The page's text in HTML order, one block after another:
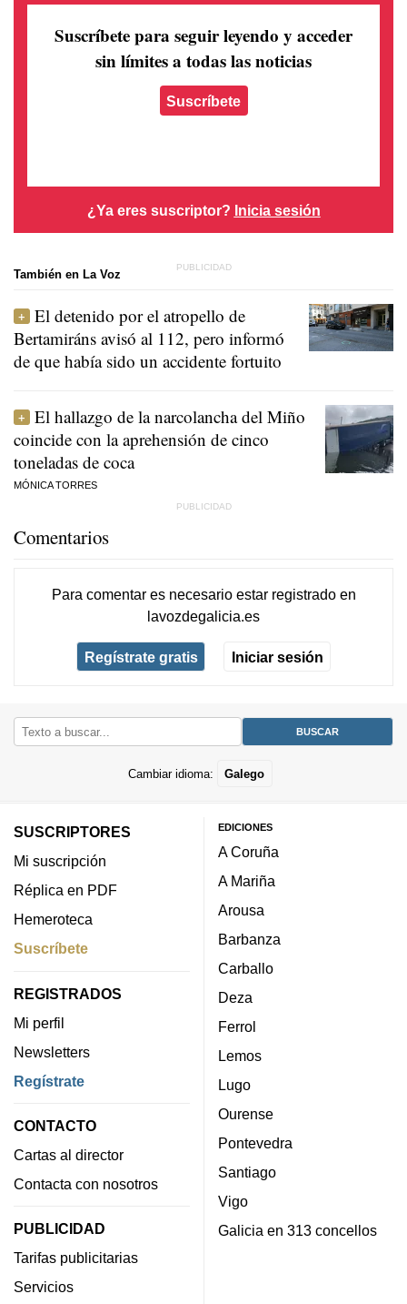
Suscríbete para seguir leyendo y acceder
sin límites a todas las noticias
Suscríbete
¿Ya eres suscriptor? Inicia sesión
También en La Voz
El detenido por el atropello de
Bertamiráns avisó al 112, pero informó
de que había sido un accidente fortuito
El hallazgo de la narcolancha del Miño
coincide con la aprehensión de cinco
toneladas de coca
MÓNICA TORRES
Comentarios
Para comentar es necesario estar registradoen
lavozdegalicia.es
Regístrate gratis Iniciar sesión
Cambiar idioma: Galego
SUSCRIPTORES
Mi suscripción
Réplica en PDF
Hemeroteca
Suscríbete
REGISTRADOS
Mi perfil
Newsletters
Regístrate
CONTACTO
Cartas al director
Contacta con nosotros
PUBLICIDAD
Tarifas publicitarias
Servicios
EDICIONES
A Coruña
A Mariña
Arousa
Barbanza
Carballo
Deza
Ferrol
Lemos
Lugo
Ourense
Pontevedra
Santiago
Vigo
Galicia en 313 concellos